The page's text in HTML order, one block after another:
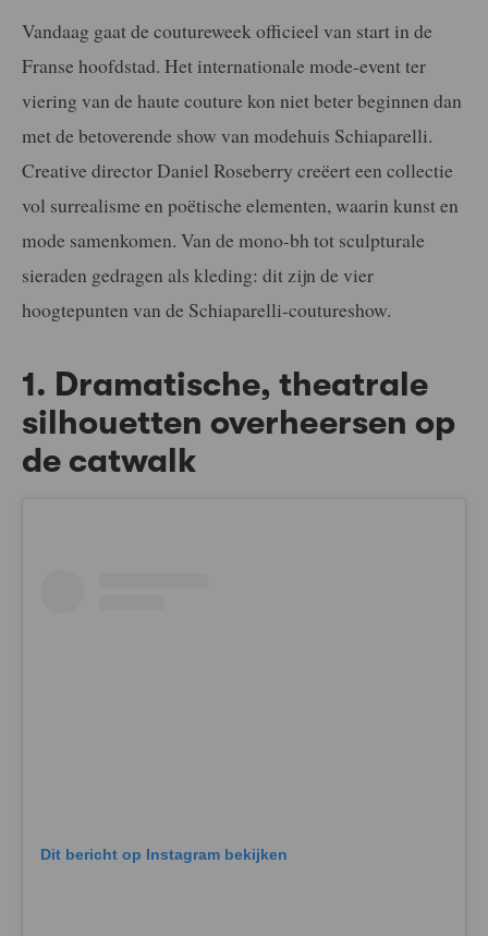
Vandaag gaat de coutureweek officieel van start in de
Franse hoofdstad. Het internationale mode-event ter
viering van de haute couture kon niet beter beginnen dan
met de betoverende show van modehuis Schiaparelli.
Creative director Daniel Roseberry creëert een collectie
vol surrealisme en poëtische elementen, waarin kunst en
mode samenkomen. Van de mono-bh tot sculpturale
sieraden gedragen als kleding: dit zijn de vier
hoogtepunten van de Schiaparelli-coutureshow.
1. Dramatische, theatrale
silhouetten overheersen op
de catwalk
Dit bericht op Instagram bekijken